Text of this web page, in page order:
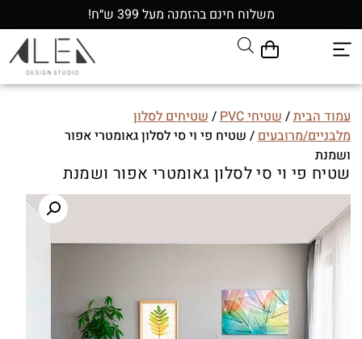
משלוח חינם בהזמנה מעל 399 ש״ח!
עמוד הבית/שטיחי PVC /שטיחים לסלון
מלבניים/מרובעים/ שטיח פי וי סי לסלון גאומטרי אפור
ושמנת
שטיח פי וי סי לסלון גאומטרי אפור ושמנת